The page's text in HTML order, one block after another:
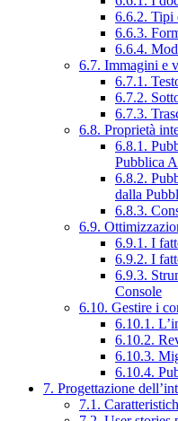
6.6.2. Tipi
6.6.3.
6.6.4.
6.7. Immagini e
6.7.1.
6.7.2.
6.7.3.
6.8. Proprietà
6.8.1.
Pubblica
6.8.2.
dalla
6.8.3.
6.9.
6.9.1. I
6.9.2. I
6.9.3.
Console
6.10. Gestire i
6.10.1.
6.10.2.
6.10.3.
6.10.4.
7. Progettazione
7.1.